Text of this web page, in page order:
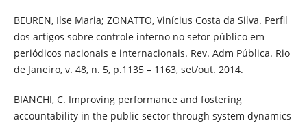
BEUREN, Ilse Maria; ZONATTO, Vinícius Costa da Silva. Perfil
dos artigos sobre controle interno no setor público em
periódicos nacionais e internacionais. Rev. Adm Pública. Rio
de Janeiro, v. 48, n. 5, p.1135 – 1163, set/out. 2014.
BIANCHI, C. Improving performance and fostering
accountability in the public sector through system dynamics